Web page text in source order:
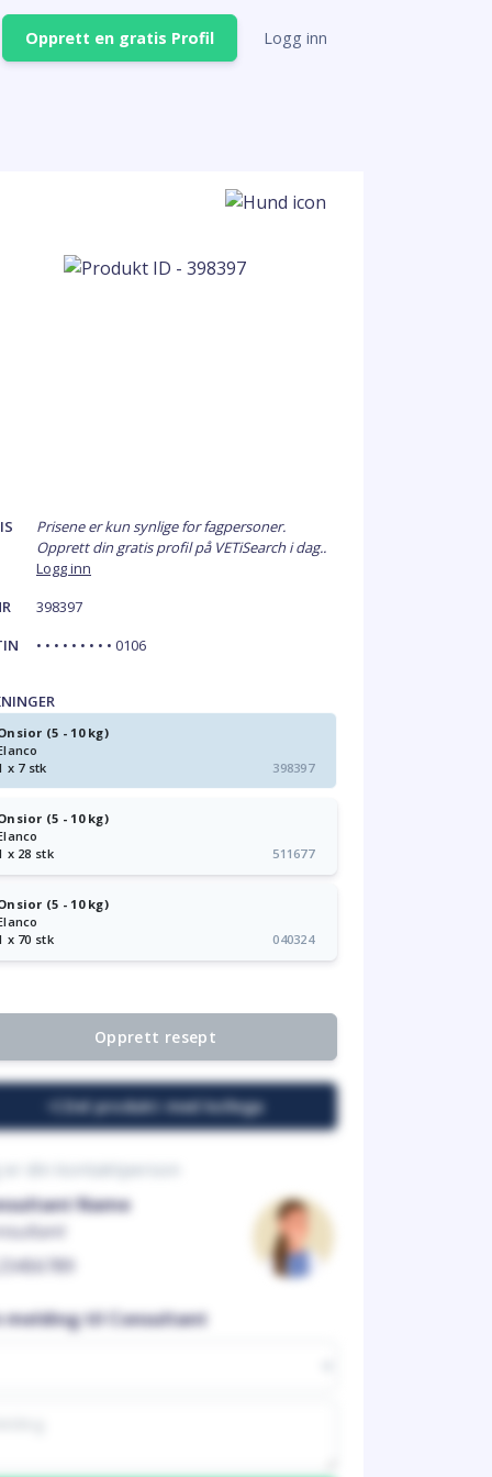
Opprett en gratis Profil Logg inn
Prisene er kun synlige for fagpersoner.
Opprett din gratis profil på VETiSearch i dag..
Logg inn
398397
• • • • • • • • • 0106
(5 - 10 kg)
x 7 stk
398397
(5 - 10 kg)
x 28 stk
511677
(5 - 10 kg)
x 70 stk
040324
Opprett resept
Del produkt med kollega
er din kontaktperson
Name
melding til Consultant